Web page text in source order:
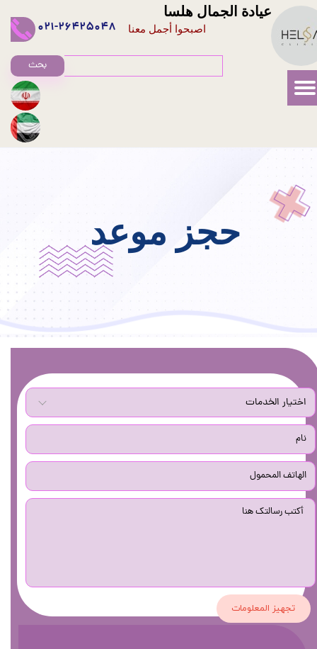
021-26425048
عيادة الجمال هلسا
اصبحوا أجمل معنا
بحث
حجز موعد
تجهيز المعلومات